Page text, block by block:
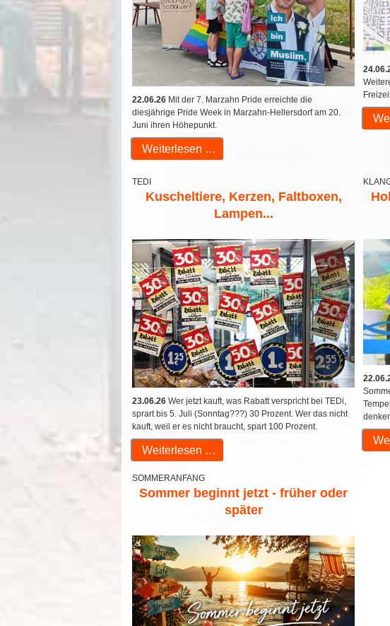
22.06.26 Mit der 7. Marzahn Pride erreichte die
diesjährige Pride Week in Marzahn-Hellersdorf am 20.
Juni ihren Höhepunkt.
Weiterlesen …
TEDI
Kuscheltiere, Kerzen, Faltboxen,
Lampen...
23.06.26 Wer jetzt kauft, was Rabatt verspricht bei TEDi,
sprart bis 5. Juli (Sonntag???) 30 Prozent. Wer das nicht
kauft, weil er es nicht braucht, spart 100 Prozent.
Weiterlesen …
SOMMERANFANG
Sommer beginnt jetzt - früher oder
später